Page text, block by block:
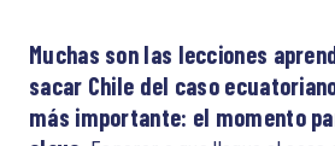
Muchas son las lecciones
sacar Chile del caso
más importante: el momento